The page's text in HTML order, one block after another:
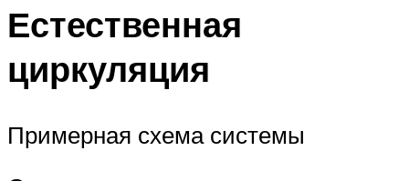
Естественная
циркуляция
Примерная схема системы